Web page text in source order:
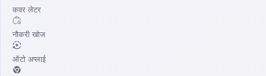
कवर लेटर
नौकरी खोज
ऑटो अप्लाई